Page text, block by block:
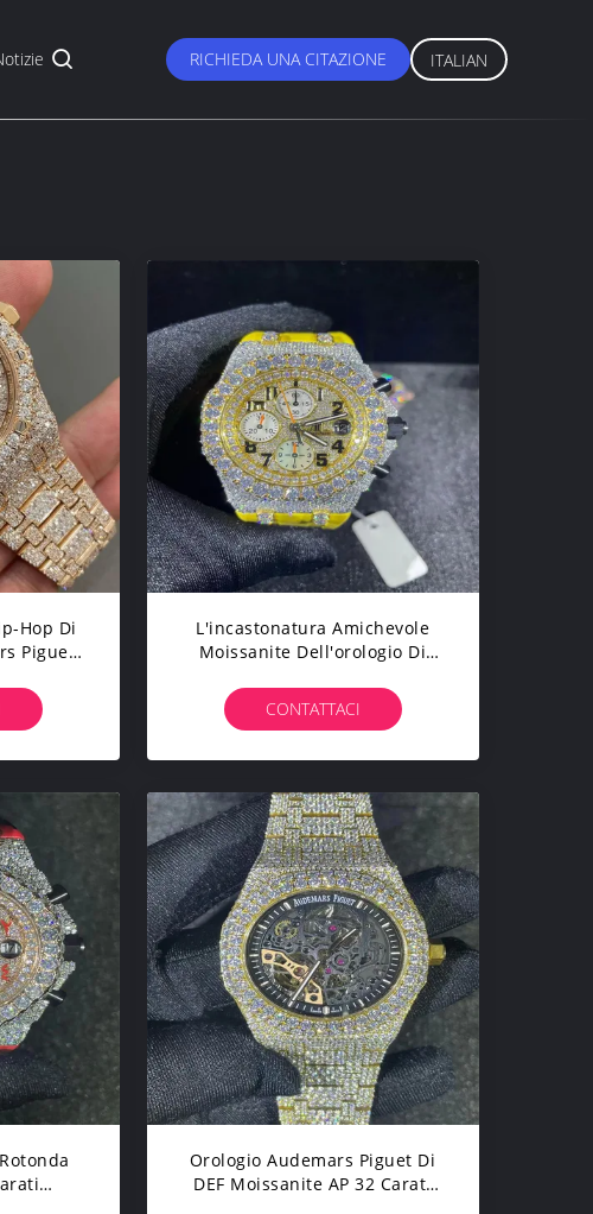
RICHIEDA UNA CITAZIONE ITALIAN
Hop Di
Piguet
L'incastonatura Amichevole
Moissanite Dell'orologio Di
Ghiacciato Fuori L'orologio Per
Gli Uomini
CONTATTACI
Orologio Audemars Piguet Di
DEF Moissanite AP 32 Carati